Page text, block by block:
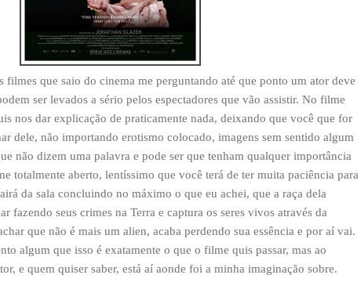
filmes que saio do cinema me perguntando até que ponto um ator deve
ser levados a sério pelos espectadores que vão assistir. No filme
nos dar explicação de praticamente nada, deixando que você que for
dele, não importando erotismo colocado, imagens sem sentido algum
não dizem uma palavra e pode ser que tenham qualquer importância
totalmente aberto, lentíssimo que você terá de ter muita paciência para
da sala concluindo no máximo o que eu achei, que a raça dela
fazendo seus crimes na Terra e captura os seres vivos através da
que não é mais um alien, acaba perdendo sua essência e por aí vai.
algum que isso é exatamente o que o filme quis passar, mas ao
e quem quiser saber, está aí aonde foi a minha imaginação sobre.